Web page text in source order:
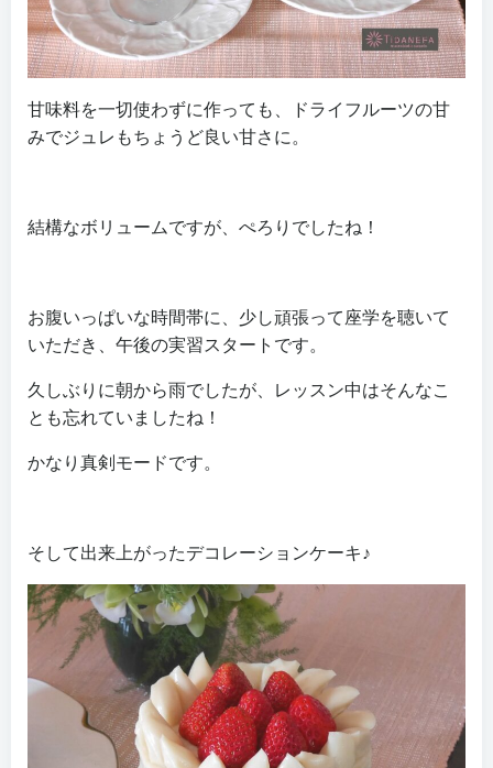
甘味料を一切使わずに作っても、ドライフルーツの甘
みでジュレもちょうど良い甘さに。
結構なボリュームですが、ぺろりでしたね！
お腹いっぱいな時間帯に、少し頑張って座学を聴いて
いただき、午後の実習スタートです。
久しぶりに朝から雨でしたが、レッスン中はそんなこ
とも忘れていましたね！
かなり真剣モードです。
そして出来上がったデコレーションケーキ♪